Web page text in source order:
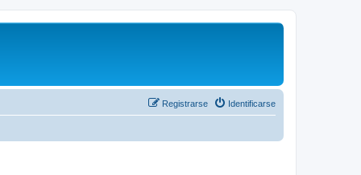
Identificarse
Registrarse